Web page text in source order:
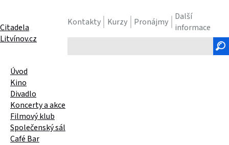
Kontakty Kurzy Pronájmy
Další
informace
text
Citadela
Litvínov.cz
Úvod
Kino
Divadlo
Koncerty a akce
Filmový klub
Společenský sál
Café Bar